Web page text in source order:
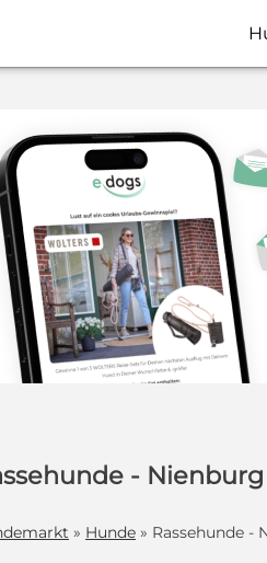
-
» Hunde » Rassehunde -